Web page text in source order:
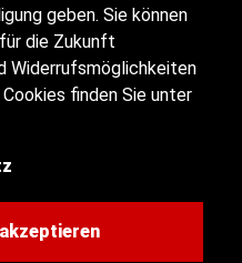
geben. Sie können
die Zukunft
Widerrufsmöglichkeiten
finden Sie unter